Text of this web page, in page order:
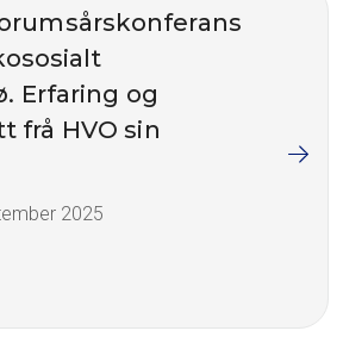
Erfaring og
frå HVO sin
2025